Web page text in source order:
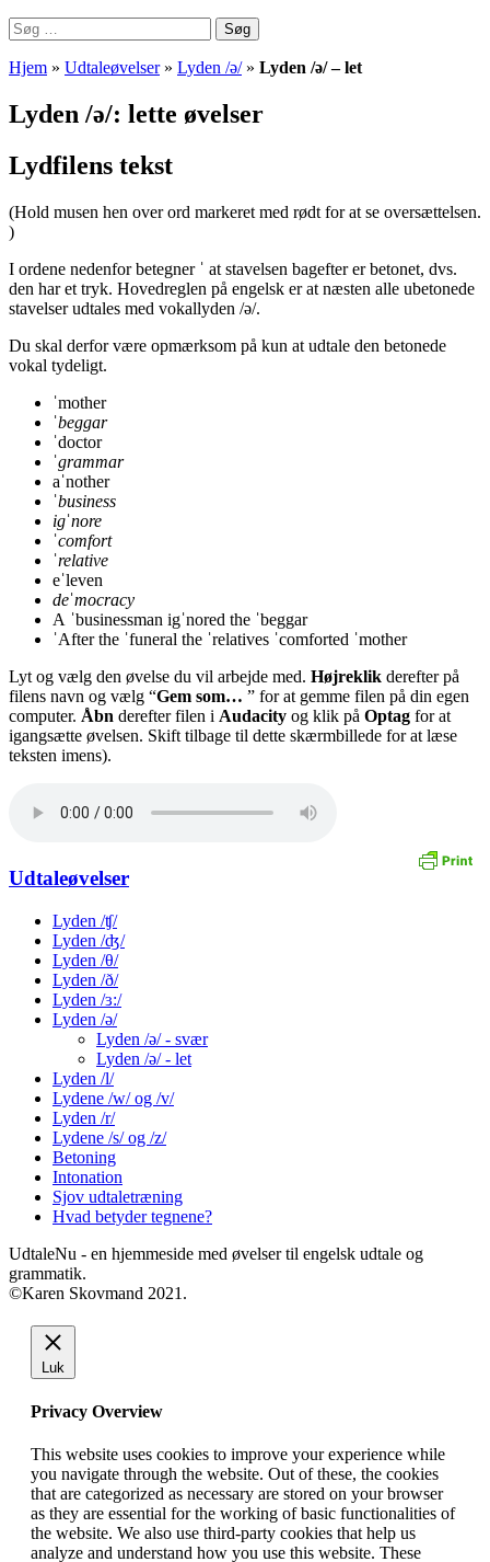
Søg
efter:
Hjem » Udtaleøvelser» Lyden /ə/» Lyden /ə/ – let
Lyden /ə/: lette øvelser
Lydfilens tekst
(Hold musen hen over ord markeret med rødt for at se oversættelsen.
)
I ordene nedenfor betegner ˈ at stavelsen bagefter er betonet, dvs.
den har et tryk. Hovedreglen på engelsk er at næsten alle ubetonede
stavelser udtales med vokallyden /ə/.
Du skal derfor være opmærksom på kun at udtale den betonede
vokal tydeligt.
ˈmother
ˈbeggar
ˈdoctor
ˈgrammar
aˈnother
ˈbusiness
igˈnore
ˈcomfort
ˈrelative
eˈleven
deˈmocracy
A ˈbusinessman igˈnored the ˈbeggar
ˈAfter the ˈfuneral the ˈrelatives ˈcomforted ˈmother
Lyt og vælg den øvelse du vil arbejde med. Højreklik derefter på
filens navn og vælg “Gem som… ” for at gemme filen på din egen
computer. Åbn derefter filen i Audacity og klik på Optag for at
igangsætte øvelsen. Skift tilbage til dette skærmbillede for at læse
teksten imens).
Udtaleøvelser
Lyden /ʧ/
Lyden /ʤ/
Lyden /θ/
Lyden /ð/
Lyden /ɜ:/
Lyden /ə/
Lyden /ə/ - svær
Lyden /ə/ - let
Lyden /l/
Lydene /w/ og /v/
Lyden /r/
Lydene /s/ og /z/
Betoning
Intonation
Sjov udtaletræning
Hvad betyder tegnene?
UdtaleNu - en hjemmeside med øvelser til engelsk udtale og
grammatik.
©Karen Skovmand 2021.
Luk
Privacy Overview
This website uses cookies to improve your experience while
you navigate through the website. Out of these, the cookies
that are categorized as necessary are stored on your browser
as they are essential for the working of basic functionalities of
the website. We also use third-party cookies that help us
analyze and understand how you use this website. These